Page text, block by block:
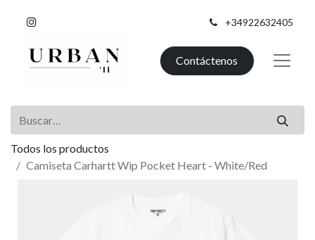
+34922632405
Contáctenos
Todos los productos
Camiseta Carhartt Wip Pocket Heart - White/Red